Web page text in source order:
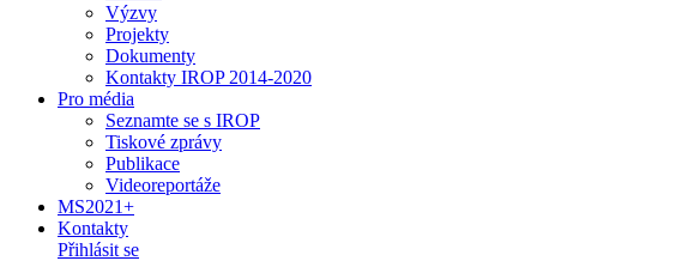
Výzvy
Projekty
Dokumenty
Kontakty IROP 2014-2020
Pro média
Seznamte se s IROP
Tiskové zprávy
Publikace
Videoreportáže
MS2021+
Kontakty
Přihlásit se